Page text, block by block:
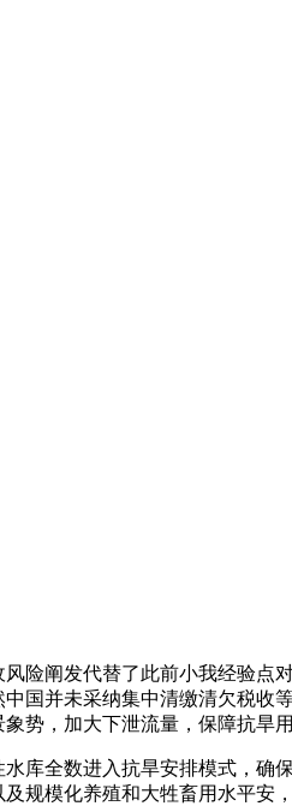
险阐发代替了此前小我经验点对
国并未采纳集中清缴清欠税
势，加大下泄流量，保障抗旱用
全数进入抗旱安排模式，确
规模化养殖和大牲畜用水平安，